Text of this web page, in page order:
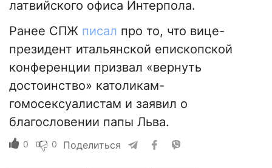
латвийского офиса Интерпола.
Ранее СПЖ писал про то, что вице-
президент итальянской епископской
конференции призвал «вернуть
достоинство» католикам-
гомосексуалистам и заявил о
благословении папы Льва.
0 0 Поделиться